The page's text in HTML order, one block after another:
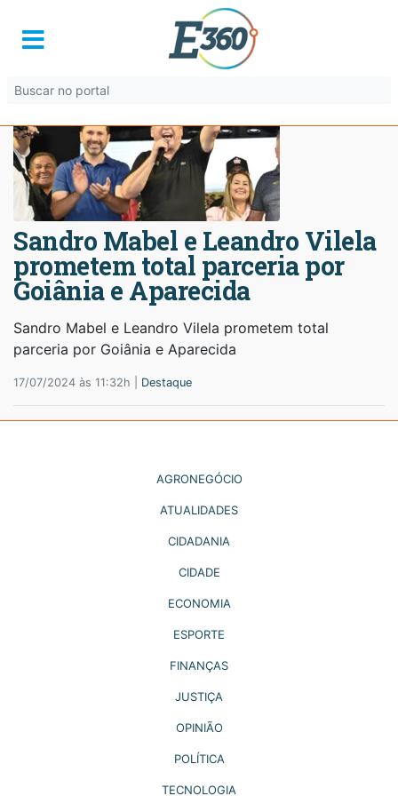
Sandro Mabel e Leandro Vilela
prometem total parceria por
Goiânia e Aparecida
Sandro Mabel e Leandro Vilela prometem total
parceria por Goiânia e Aparecida
17/07/2024 às 11:32h | Destaque
AGRONEGÓCIO
ATUALIDADES
CIDADANIA
CIDADE
ECONOMIA
ESPORTE
FINANÇAS
JUSTIÇA
OPINIÃO
POLÍTICA
TECNOLOGIA